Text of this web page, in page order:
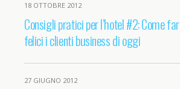
18 OTTOBRE 2012
Consigli pratici per l’hotel #2: Come far
felici i clienti business di oggi
27 GIUGNO 2012